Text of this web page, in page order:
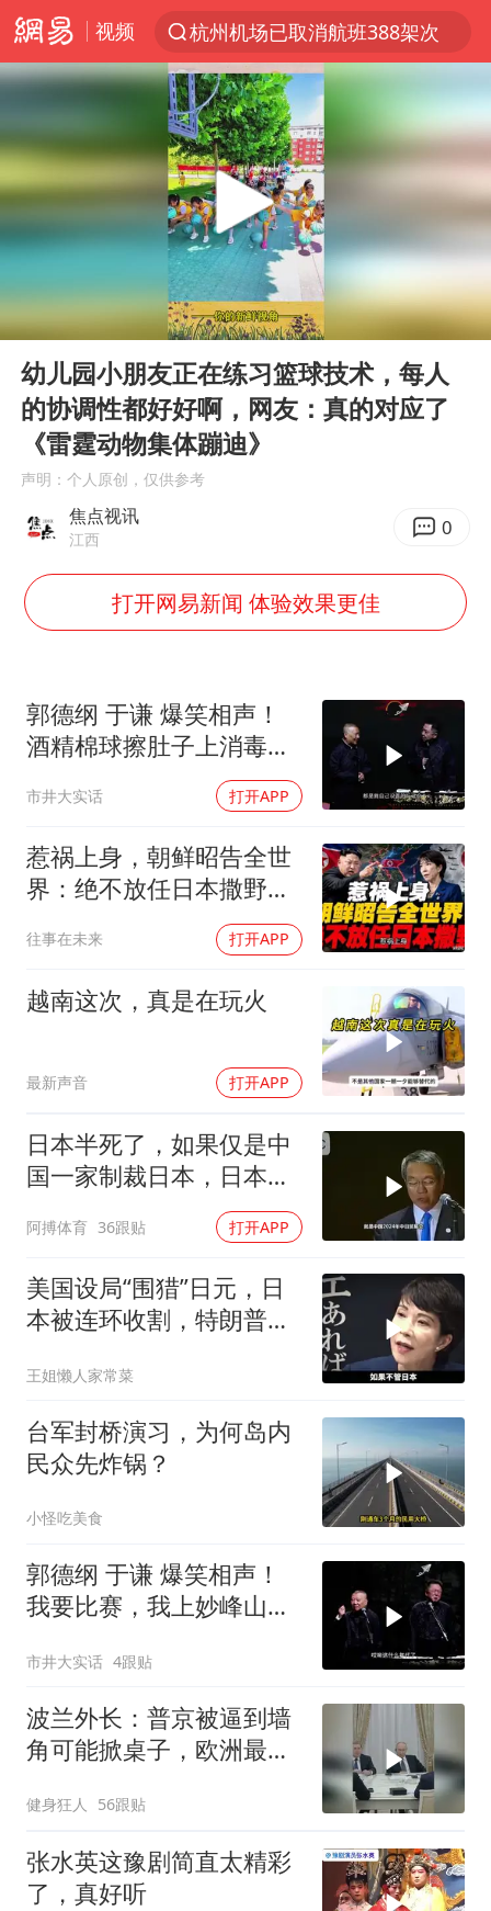
视频
杭州机场已取消航班388架次
白海豚将给京津冀带来大暴雨
《披荆斩棘2026》阵容官宣
国足U17与阿森纳决赛取消 并列冠军
女子发现前夫婚内与第三者育子
王艺迪无缘横滨赛决赛
2025年小学教师减少13.19万
以军士兵把枪口对准中国记者
韩军前线部队连曝丑闻
笔试第一被劝弃考涉事副校长被撤职
构建更高水平的全民健身公共服务体系
灌溉水坝被隔成鱼塘 村民投诉20余年
萌娃帮爷爷脱玉米 卖力干活超可爱
奋力开创中国式现代化建设新局面
Play
00:00 00:12
幼儿园小朋友正在练习篮球技术，每人
的协调性都好好啊，网友：真的对应了
《雷霆动物集体蹦迪》
声明：个人原创，仅供参考
焦点视讯
江西 0
打开网易新闻 体验效果更佳
郭德纲 于谦 爆笑相声！
酒精棉球擦肚子上消毒，
拿云南白药擦刀，是不是
擦反了？
市井大实话 打开APP
惹祸上身，朝鲜昭告全世
界：绝不放任日本撒野！
往事在未来 打开APP
越南这次，真是在玩火
最新声音 打开APP
日本半死了，如果仅是中
国一家制裁日本，日本可
阿搏体育 36跟贴 打开APP
美国设局“围猎”日元，日
本被连环收割，特朗普金
王姐懒人家常菜
台军封桥演习，为何岛内
民众先炸锅？
小怪吃美食
郭德纲 于谦 爆笑相声！
我要比赛，我上妙峰山干
祖庙
市井大实话 4跟贴
波兰外长：普京被逼到墙
角可能掀桌子，欧洲最担
健身狂人 56跟贴
张水英这豫剧简直太精彩
了，真好听